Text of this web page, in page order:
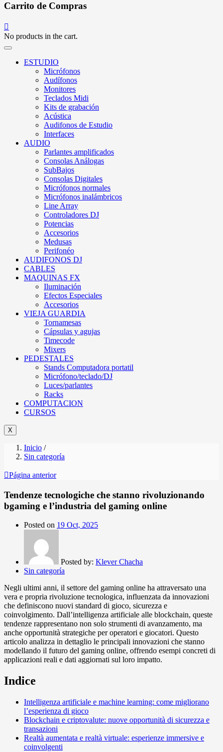
Carrito de Compras
No products in the cart.
ESTUDIO
Micrófonos
Audífonos
Monitores
Teclados Midi
Kits de grabación
Acústica
Audifonos de Estudio
Interfaces
AUDIO
Parlantes amplificados
Consolas Análogas
SubBajos
Consolas Digitales
Micrófonos normales
Micrófonos inalámbricos
Line Array
Controladores DJ
Potencias
Accesorios
Medusas
Perifonéo
AUDIFONOS DJ
CABLES
MAQUINAS FX
Iluminación
Efectos Especiales
Accesorios
VIEJA GUARDIA
Tornamesas
Cápsulas y agujas
Timecode
Mixers
PEDESTALES
Stands Computadora portatil
Micrófono/teclado/DJ
Luces/parlantes
Racks
COMPUTACION
CURSOS
X
Inicio /
Sin categoría
Página anterior
Tendenze tecnologiche che stanno rivoluzionando
bgaming e l’industria del gaming online
Posted on 19 Oct, 2025
Posted by: Klever Chacha
Sin categoría
Negli ultimi anni, il settore del gaming online ha attraversato una
vera e propria rivoluzione tecnologica, influenzata da innovazioni
che definiscono nuovi standard di gioco, sicurezza e
coinvolgimento. Dall’intelligenza artificiale alle blockchain, queste
tendenze rappresentano non solo strumenti di avanzamento, ma
anche opportunità strategiche per operatori e giocatori. Questo
articolo analizza in dettaglio le principali innovazioni che stanno
modellando il futuro del gaming online, offrendo esempi concreti di
applicazioni reali e dati aggiornati sul loro impatto.
Indice
Intelligenza artificiale e machine learning: come migliorano
l’esperienza di gioco
Blockchain e criptovalute: nuove opportunità di sicurezza e
transazioni
Realtà aumentata e realtà virtuale: esperienze immersive e
coinvolgenti